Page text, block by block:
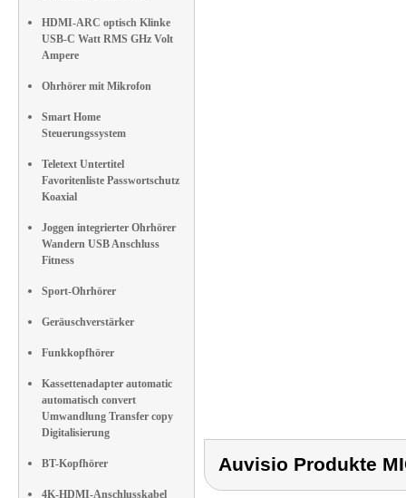
HDMI-ARC optisch Klinke
USB-C Watt RMS GHz Volt
Ampere
Ohrhörer mit Mikrofon
Smart Home
Steuerungssystem
Teletext Untertitel
Favoritenliste Passwortschutz
Koaxial
Joggen integrierter Ohrhörer
Wandern USB Anschluss
Fitness
Sport-Ohrhörer
Geräuschverstärker
Funkkopfhörer
Kassettenadapter automatic
automatisch convert
Umwandlung Transfer copy
Digitalisierung
BT-Kopfhörer
4K-HDMI-Anschlusskabel
Auvisio Produkte